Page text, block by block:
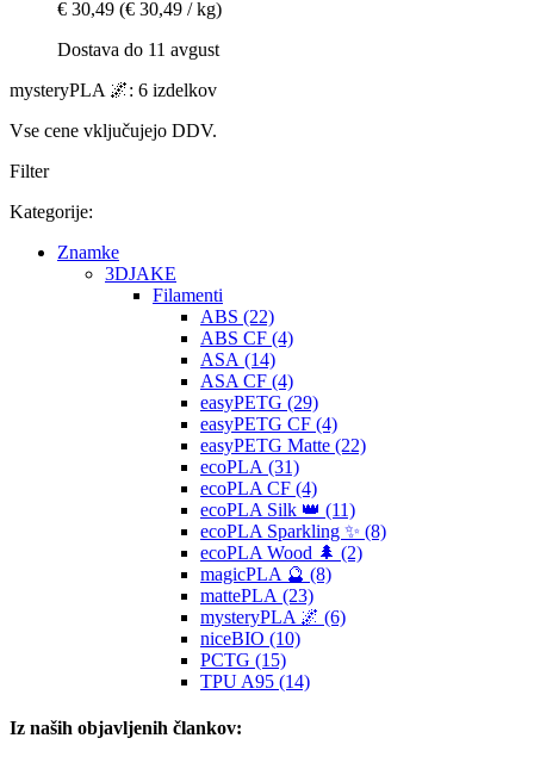
€ 30,49 (€ 30,49 / kg)
Dostava do 11 avgust
mysteryPLA 🌌: 6 izdelkov
Vse cene vključujejo DDV.
Filter
Kategorije:
Znamke
3DJAKE
Filamenti
ABS (22)
ABS CF (4)
ASA (14)
ASA CF (4)
easyPETG (29)
easyPETG CF (4)
easyPETG Matte (22)
ecoPLA (31)
ecoPLA CF (4)
ecoPLA Silk 👑 (11)
ecoPLA Sparkling ✨ (8)
ecoPLA Wood 🌲 (2)
magicPLA 🔮 (8)
mattePLA (23)
mysteryPLA 🌌 (6)
niceBIO (10)
PCTG (15)
TPU A95 (14)
Iz naših objavljenih člankov: